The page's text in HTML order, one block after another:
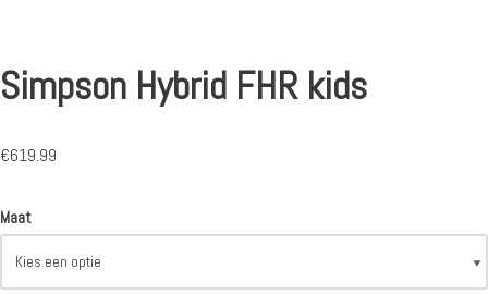
Simpson Hybrid FHR kids
€619.99
Maat